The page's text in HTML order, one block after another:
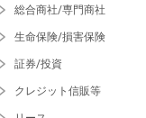
総合商社/専門商社
生命保険/損害保険
証券/投資
クレジット信販等